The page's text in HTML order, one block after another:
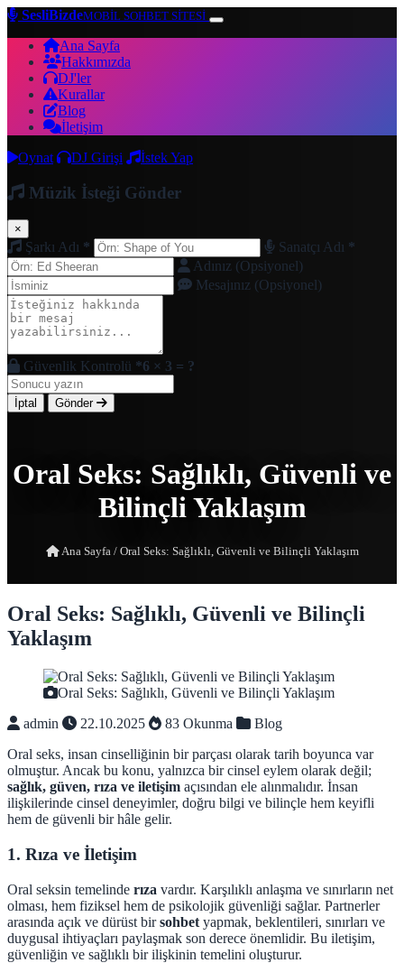
SesliBizdeMOBİL SOHBET SİTESİ
Ana Sayfa
Hakkımızda
DJ'ler
Kurallar
Blog
İletişim
Oynat
DJ Girişi İstek Yap
Müzik İsteği Gönder
×
Şarkı Adı * Sanatçı Adı *
Adınız (Opsiyonel)
Mesajınız (Opsiyonel)
Güvenlik Kontrolü *6 × 3 = ?
İptal Gönder
Oral Seks: Sağlıklı, Güvenli ve
Bilinçli Yaklaşım
Ana Sayfa /Oral Seks: Sağlıklı, Güvenli ve Bilinçli Yaklaşım
Oral Seks: Sağlıklı, Güvenli ve Bilinçli
Yaklaşım
Oral Seks: Sağlıklı, Güvenli ve Bilinçli Yaklaşım
admin
22.10.2025 83 Okunma
Blog
Oral seks, insan cinselliğinin bir parçası olarak tarih boyunca var
olmuştur. Ancak bu konu, yalnızca bir cinsel eylem olarak değil;
sağlık, güven, rıza ve iletişim açısından ele alınmalıdır. İnsan
ilişkilerinde cinsel deneyimler, doğru bilgi ve bilinçle hem keyifli
hem de güvenli bir hâle gelir.
1. Rıza ve İletişim
Oral seksin temelinde rıza vardır. Karşılıklı anlaşma ve sınırların net
olması, hem fiziksel hem de psikolojik güvenliği sağlar. Partnerler
arasında açık ve dürüst birsohbet yapmak, beklentileri, sınırları ve
duygusal ihtiyaçları paylaşmak son derece önemlidir. Bu iletişim,
güvenliğin ve sağlıklı bir ilişkinin temelini oluşturur.